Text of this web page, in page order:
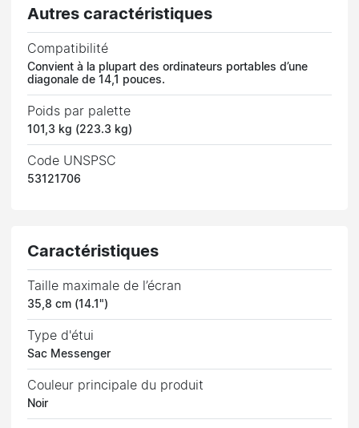
Autres caractéristiques
Compatibilité
Convient à la plupart des ordinateurs portables d’une
diagonale de 14,1 pouces.
Poids par palette
101,3 kg (223.3 kg)
Code UNSPSC
53121706
Caractéristiques
Taille maximale de l’écran
35,8 cm (14.1")
Type d'étui
Sac Messenger
Couleur principale du produit
Noir